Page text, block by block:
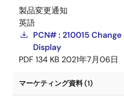
製品変更通知
英語
PCN# : 210015
Display
PDF 134 KB 2021年7月06日
マーケティング資料 (1)